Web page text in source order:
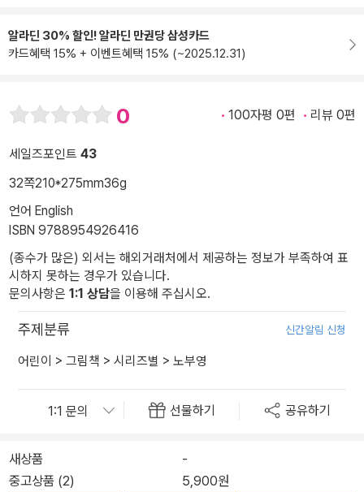
알라딘 30% 할인! 알라딘 만권당 삼성카드
카드혜택 15% + 이벤트혜택 15% (~2025.12.31)
0 100자평 0편 리뷰 0편
세일즈포인트 43
32쪽210*275mm36g
언어 English
ISBN 9788954926416
(종수가 많은) 외서는 해외거래처에서 제공하는 정보가 부족하여 표
시하지 못하는 경우가 있습니다.
문의사항은 1:1 상담을 이용해 주십시오.
주제분류 신간알림 신청
어린이 > 그림책 > 시리즈별 > 노부영
선물하기 공유하기
새상품
-
중고상품 (2)
5,900원